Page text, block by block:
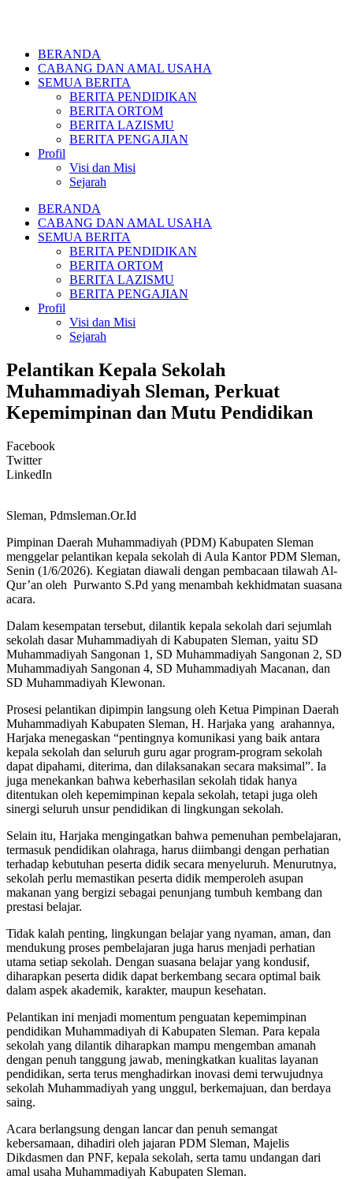
BERANDA
CABANG DAN AMAL USAHA
SEMUA BERITA
BERITA PENDIDIKAN
BERITA ORTOM
BERITA LAZISMU
BERITA PENGAJIAN
Profil
Visi dan Misi
Sejarah
BERANDA
CABANG DAN AMAL USAHA
SEMUA BERITA
BERITA PENDIDIKAN
BERITA ORTOM
BERITA LAZISMU
BERITA PENGAJIAN
Profil
Visi dan Misi
Sejarah
Pelantikan Kepala Sekolah
Muhammadiyah Sleman, Perkuat
Kepemimpinan dan Mutu Pendidikan
Facebook
Twitter
LinkedIn
Sleman, Pdmsleman.Or.Id
Pimpinan Daerah Muhammadiyah (PDM) Kabupaten Sleman
menggelar pelantikan kepala sekolah di Aula Kantor PDM Sleman,
Senin (1/6/2026). Kegiatan diawali dengan pembacaan tilawah Al-
Qur’an oleh Purwanto S.Pd yang menambah kekhidmatan suasana
acara.
Dalam kesempatan tersebut, dilantik kepala sekolah dari sejumlah
sekolah dasar Muhammadiyah di Kabupaten Sleman, yaitu SD
Muhammadiyah Sangonan 1, SD Muhammadiyah Sangonan 2, SD
Muhammadiyah Sangonan 4, SD Muhammadiyah Macanan, dan
SD Muhammadiyah Klewonan.
Prosesi pelantikan dipimpin langsung oleh Ketua Pimpinan Daerah
Muhammadiyah Kabupaten Sleman, H. Harjaka yang arahannya,
Harjaka menegaskan “pentingnya komunikasi yang baik antara
kepala sekolah dan seluruh guru agar program-program sekolah
dapat dipahami, diterima, dan dilaksanakan secara maksimal”. Ia
juga menekankan bahwa keberhasilan sekolah tidak hanya
ditentukan oleh kepemimpinan kepala sekolah, tetapi juga oleh
sinergi seluruh unsur pendidikan di lingkungan sekolah.
Selain itu, Harjaka mengingatkan bahwa pemenuhan pembelajaran,
termasuk pendidikan olahraga, harus diimbangi dengan perhatian
terhadap kebutuhan peserta didik secara menyeluruh. Menurutnya,
sekolah perlu memastikan peserta didik memperoleh asupan
makanan yang bergizi sebagai penunjang tumbuh kembang dan
prestasi belajar.
Tidak kalah penting, lingkungan belajar yang nyaman, aman, dan
mendukung proses pembelajaran juga harus menjadi perhatian
utama setiap sekolah. Dengan suasana belajar yang kondusif,
diharapkan peserta didik dapat berkembang secara optimal baik
dalam aspek akademik, karakter, maupun kesehatan.
Pelantikan ini menjadi momentum penguatan kepemimpinan
pendidikan Muhammadiyah di Kabupaten Sleman. Para kepala
sekolah yang dilantik diharapkan mampu mengemban amanah
dengan penuh tanggung jawab, meningkatkan kualitas layanan
pendidikan, serta terus menghadirkan inovasi demi terwujudnya
sekolah Muhammadiyah yang unggul, berkemajuan, dan berdaya
saing.
Acara berlangsung dengan lancar dan penuh semangat
kebersamaan, dihadiri oleh jajaran PDM Sleman, Majelis
Dikdasmen dan PNF, kepala sekolah, serta tamu undangan dari
amal usaha Muhammadiyah Kabupaten Sleman.